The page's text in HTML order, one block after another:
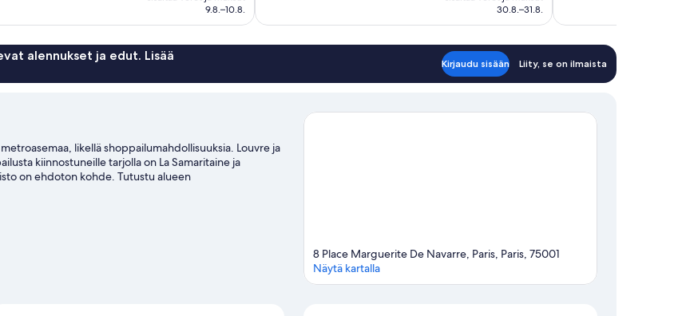
169 €
9.8.–10.8.
192 €
30.8.–31.8.
alennukset ja edut. Lisää
Kirjaudu sisään Liity, se on ilmaista
likellä shoppailumahdollisuuksia. Louvre ja
kiinnostuneille tarjolla on La Samaritaine ja
on ehdoton kohde. Tutustu alueen
joihin kuuluu vaellus-/pyöräilyreitit. Asiakkaat
8 Place Marguerite De Navarre, Paris, Paris, 75001
Näytä kartalla